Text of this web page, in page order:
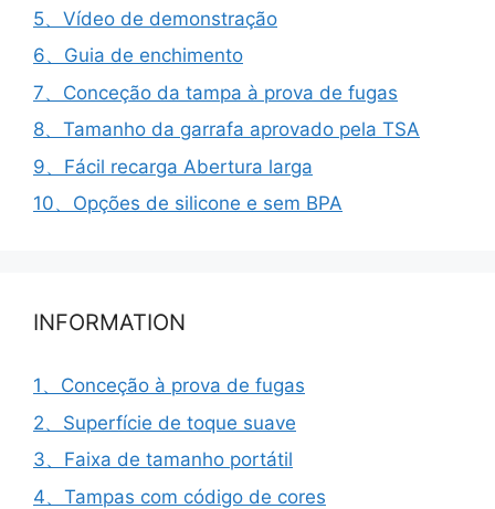
5、Vídeo de demonstração
6、Guia de enchimento
7、Conceção da tampa à prova de fugas
8、Tamanho da garrafa aprovado pela TSA
9、Fácil recarga Abertura larga
10、Opções de silicone e sem BPA
INFORMATION
1、Conceção à prova de fugas
2、Superfície de toque suave
3、Faixa de tamanho portátil
4、Tampas com código de cores